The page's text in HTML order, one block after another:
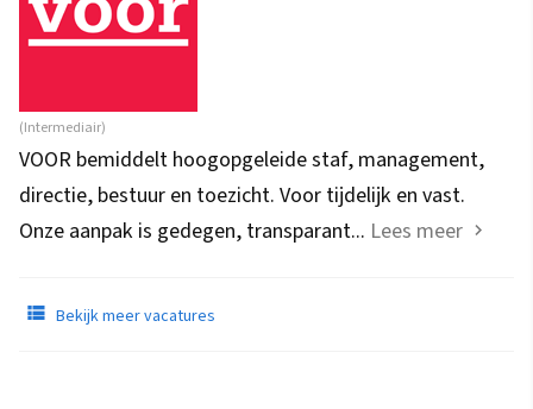
(Intermediair)
VOOR bemiddelt hoogopgeleide staf, management,
directie, bestuur en toezicht. Voor tijdelijk en vast.
Onze aanpak is gedegen, transparant... Lees meer
Bekijk meer vacatures